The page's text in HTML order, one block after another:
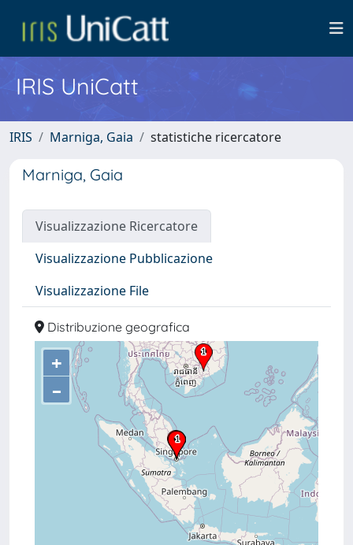
IRIS UniCatt
IRIS Marniga, Gaia statistiche ricercatore
Marniga, Gaia
Visualizzazione Ricercatore
Visualizzazione Pubblicazione
Visualizzazione File
Distribuzione geografica
+
–